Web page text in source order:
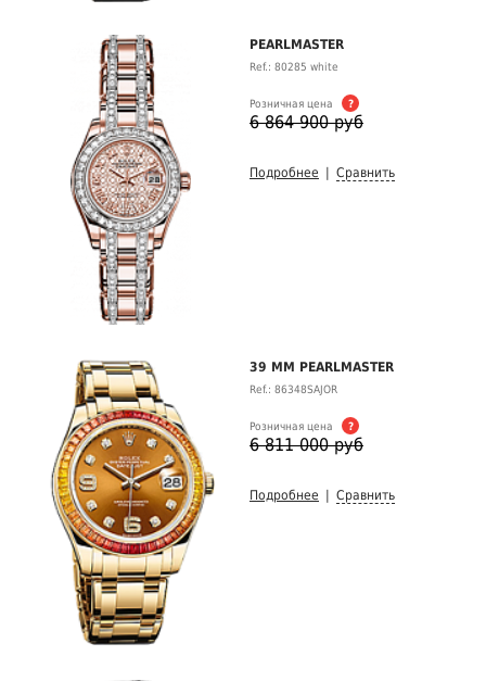
PEARLMASTER
Ref.: 80285 white
Розничная цена ?
6 864 900 руб
Подробнее Сравнить
39 MM PEARLMASTER
Ref.: 86348SAJOR
Розничная цена ?
6 811 000 руб
Подробнее Сравнить